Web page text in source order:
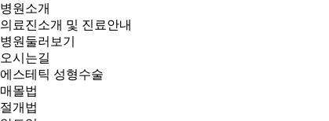
병원소개
의료진소개 및 진료안내
병원둘러보기
오시는길
에스테틱 성형수술
매몰법
절개법